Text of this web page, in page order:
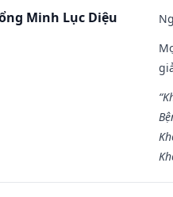
Minh Lục Diệu